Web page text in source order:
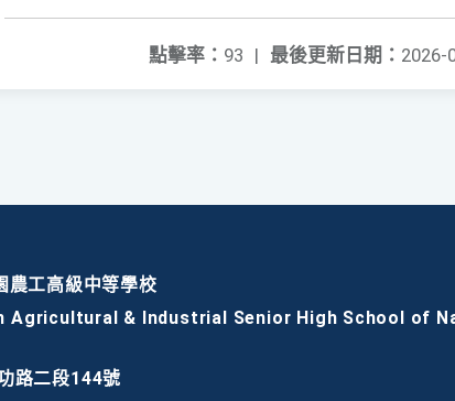
最後更新日期： 2026-
點擊率： 93 |
農工高級中等學校
Agricultural & Industrial Senior High School of
路二段144號